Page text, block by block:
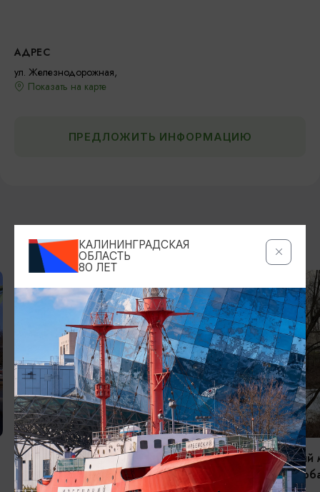
АДРЕС
ул. Железнодорожная,
Показать на карте
ПРЕДЛОЖИТЬ ИНФОРМАЦИЮ
ДРУГИЕ МЕСТА
МОСТЫ
Железнодорожный мост через реку
Красную
МОСТЫ
Пешеходный
Анграпу
КАЛИНИНГРАДСКАЯ
ОБЛАСТЬ
80 ЛЕТ